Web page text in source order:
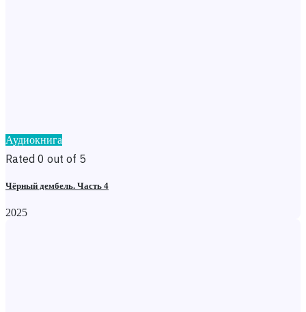
Аудиокнига
Rated 0 out of 5
Чёрный дембель. Часть 4
2025